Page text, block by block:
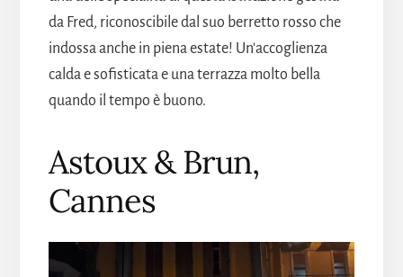
da Fred, riconoscibile dal suo berretto rosso che
indossa anche in piena estate! Un'accoglienza
calda e sofisticata e una terrazza molto bella
quando il tempo è buono.
Astoux & Brun,
Cannes